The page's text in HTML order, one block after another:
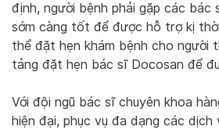
định, người bệnh phải gặp các bác
sớm càng tốt để được hỗ trợ kị
thể đặt hẹn khám bệnh cho người
tảng đặt hẹn bác sĩ Docosan để
Với đội ngũ bác sĩ chuyên khoa
hiện đại, phục vụ đa dạng các dịch